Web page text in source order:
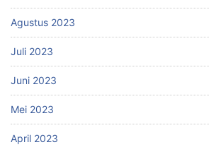
Agustus 2023
Juli 2023
Juni 2023
Mei 2023
April 2023